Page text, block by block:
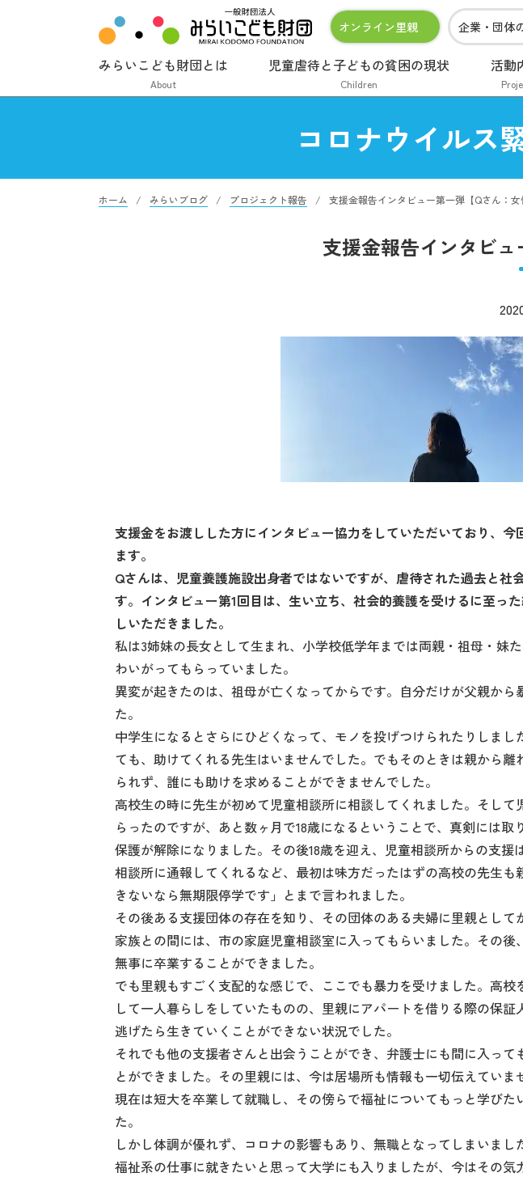
オンライン里親 企業・団体
みらいこども財団とは
About
児童虐待と子どもの貧困の現状
Children
活動
コロナウイルス
ホーム みらいブログ プロジェクト報告 支援金報告インタビュー第一弾【Qさん：
支援金報告インタビ
支援金をお渡しした方にインタビュー協力をしていただいており、今
ます。
Qさんは、児童養護施設出身者ではないですが、虐待された過去と社
す。インタビュー第1回目は、生い立ち、社会的養護を受けるに至っ
しいただきました。
私は3姉妹の長女として生まれ、小学校低学年までは両親・祖母・妹
わいがってもらっていました。
異変が起きたのは、祖母が亡くなってからです。自分だけが父親から
た。
中学生になるとさらにひどくなって、モノを投げつけられたりしまし
ても、助けてくれる先生はいませんでした。でもそのときは親から
られず、誰にも助けを求めることができませんでした。
高校生の時に先生が初めて児童相談所に相談してくれました。そして
らったのですが、あと数ヶ月で18歳になるということで、真剣には取
保護が解除になりました。その後18歳を迎え、児童相談所からの支援
相談所に通報してくれるなど、最初は味方だったはずの高校の先生も
きないなら無期限停学です」とまで言われました。
その後ある支援団体の存在を知り、その団体のある夫婦に里親とし
家族との間には、市の家庭児童相談室に入ってもらいました。その後
無事に卒業することができました。
でも里親もすごく支配的な感じで、ここでも暴力を受けました。高
して一人暮らしをしていたものの、里親にアパートを借りる際の保証
逃げたら生きていくことができない状況でした。
それでも他の支援者さんと出会うことができ、弁護士にも間に入って
とができました。その里親には、今は居場所も情報も一切伝えていま
現在は短大を卒業して就職し、その傍らで福祉についてもっと学びた
た。
しかし体調が優れず、コロナの影響もあり、無職となってしまいまし
福祉系の仕事に就きたいと思って大学にも入りましたが、今はその気